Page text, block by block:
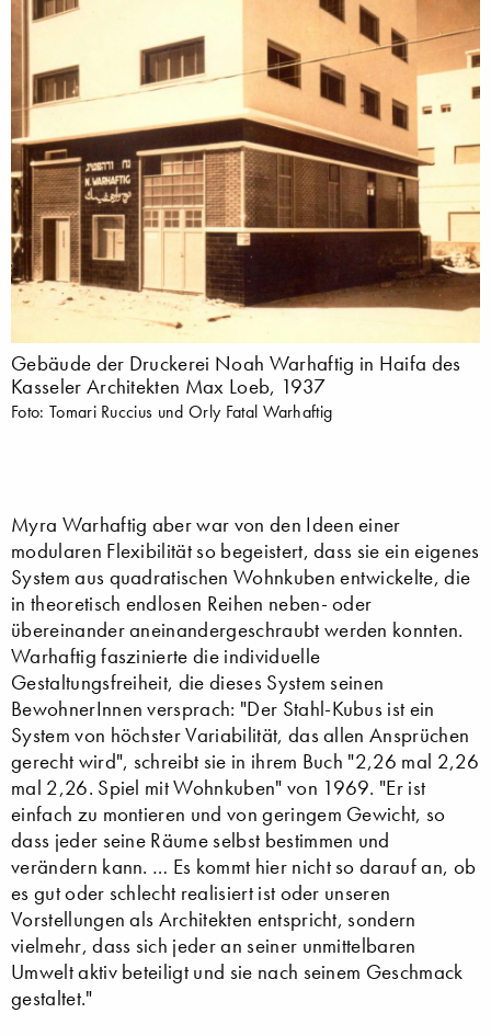
Gebäude der Druckerei Noah Warhaftig in Haifa des
Kasseler Architekten Max Loeb, 1937
Foto: Tomari Ruccius und Orly Fatal Warhaftig
Myra Warhaftig aber war von den Ideen einer
modularen Flexibilität so begeistert, dass sie ein eigenes
System aus quadratischen Wohnkuben entwickelte, die
in theoretisch endlosen Reihen neben- oder
übereinander aneinandergeschraubt werden konnten.
Warhaftig faszinierte die individuelle
Gestaltungsfreiheit, die dieses System seinen
BewohnerInnen versprach: "Der Stahl-Kubus ist ein
System von höchster Variabilität, das allen Ansprüchen
gerecht wird", schreibt sie in ihrem Buch "2,26 mal 2,26
mal 2,26. Spiel mit Wohnkuben" von 1969. "Er ist
einfach zu montieren und von geringem Gewicht, so
dass jeder seine Räume selbst bestimmen und
verändern kann. … Es kommt hier nicht so darauf an, ob
es gut oder schlecht realisiert ist oder unseren
Vorstellungen als Architekten entspricht, sondern
vielmehr, dass sich jeder an seiner unmittelbaren
Umwelt aktiv beteiligt und sie nach seinem Geschmack
gestaltet."